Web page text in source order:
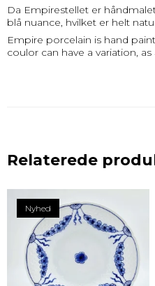
Da Empirestellet er
blå nuance, hvilket er helt
Empire porcelain is hand
coulor can have a variation,
Relaterede
Nyhed